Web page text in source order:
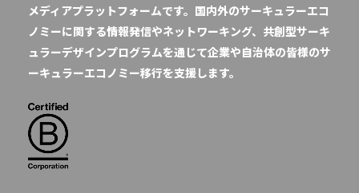
メディアプラットフォームです。国内外のサーキュラーエコ
ノミーに関する情報発信やネットワーキング、共創型サーキ
ュラーデザインプログラムを通じて企業や自治体の皆様のサ
ーキュラーエコノミー移行を支援します。